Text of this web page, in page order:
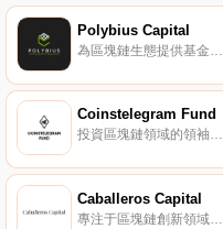
Polybius Capital
Coinstelegram Fund
投資區塊鏈領域的領袖與先鋒。
Caballeros Capital
專注于區塊鏈創新領域的投資。